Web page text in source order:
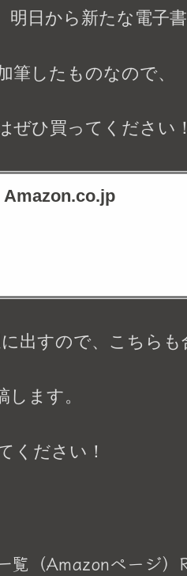
日から新たな電子
筆したものなので、
ぜひ買ってください！
Amazon.co.jp
出すので、こちらも
ます。
ください！
覧（Amazonページ）